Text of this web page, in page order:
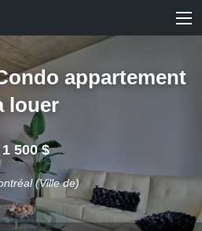
appartement
louer
1 500 $
(Ville de)